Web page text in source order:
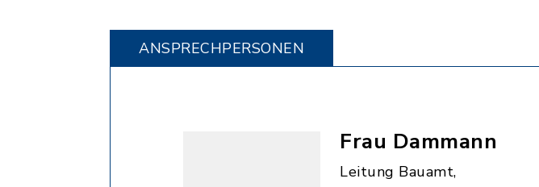
ANSPRECHPERSONEN
Frau Dammann
Leitung Bauamt,